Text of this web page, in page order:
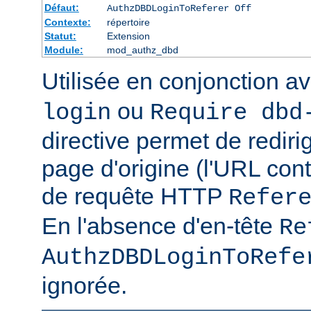
Défaut:
AuthzDBDLoginToReferer Off
Contexte:
répertoire
Statut:
Extension
Module:
mod_authz_dbd
Utilisée en conjonction
login ou Require
directive permet de
page d'origine (l'URL
de requête HTTP
En l'absence d'en-tête
ignorée.